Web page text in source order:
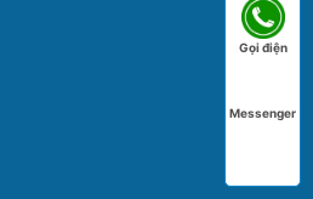
Gọi điện
Messenger